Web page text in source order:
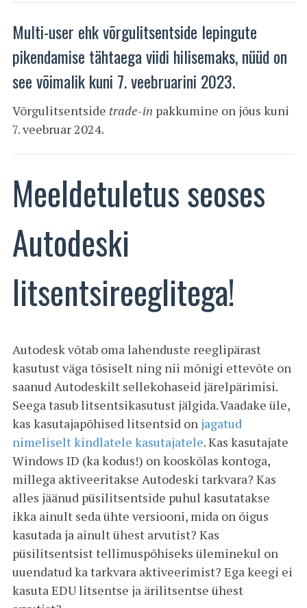
Multi-user ehk võrgulitsentside lepingute
pikendamise tähtaega viidi hilisemaks, nüüd on
see võimalik kuni 7. veebruarini 2023.
Võrgulitsentside trade-in pakkumine on jõus kuni
7. veebruar 2024.
Meeldetuletus seoses
Autodeski
litsentsireeglitega!
Autodesk võtab oma lahenduste reeglipärast
kasutust väga tõsiselt ning nii mõnigi ettevõte on
saanud Autodeskilt sellekohaseid järelpärimisi.
Seega tasub litsentsikasutust jälgida. Vaadake üle,
kas kasutajapõhised litsentsid on jagatud
nimeliselt kindlatele kasutajatele. Kas kasutajate
Windows ID (ka kodus!) on kooskõlas kontoga,
millega aktiveeritakse Autodeski tarkvara? Kas
alles jäänud püsilitsentside puhul kasutatakse
ikka ainult seda ühte versiooni, mida on õigus
kasutada ja ainult ühest arvutist? Kas
püsilitsentsist tellimuspõhiseks üleminekul on
uuendatud ka tarkvara aktiveerimist? Ega keegi ei
kasuta EDU litsentse ja ärilitsentse ühest